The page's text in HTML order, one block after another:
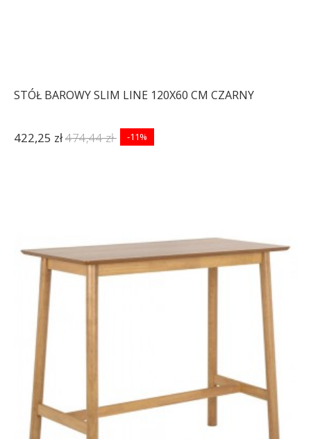
STÓŁ BAROWY SLIM LINE 120X60 CM CZARNY
422,25 zł474,44 zł -11%